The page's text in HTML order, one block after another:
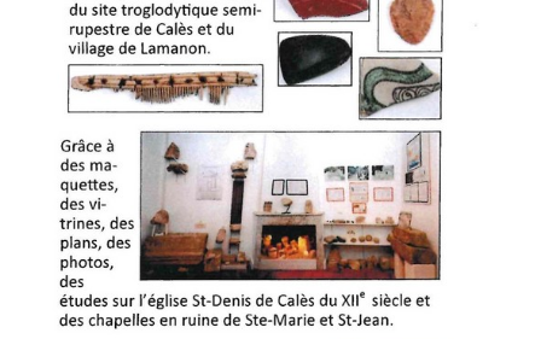
L'église de Saint-Denis de Calès
Concerts en l'église St-Denis de Calès
Église Saint-Denis de Calès ouverture exceptionnelle
Les chapelles Sainte-marie et Saint-Jean
Travaux de réfection du patrimoine
Le musée de Calès
L'association Calès-Saint-Denis